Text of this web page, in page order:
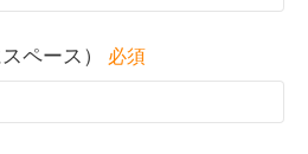
ペース） 必須